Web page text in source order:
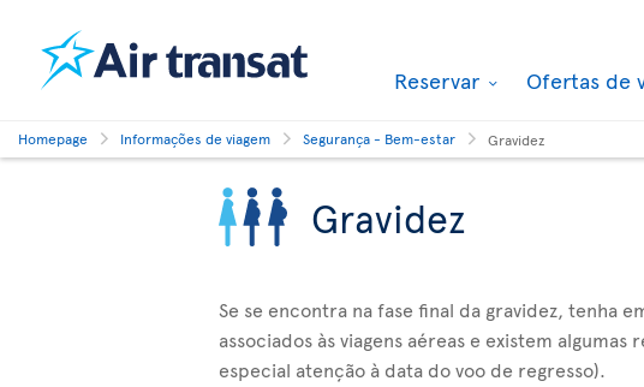
Reservar Ofertas de
Homepage Informações de viagem Segurança - Bem-estar Gravidez
Gravidez
Se se encontra na fase final da gravidez, tenha
associados às viagens aéreas e existem
especial atenção à data do voo de regresso).